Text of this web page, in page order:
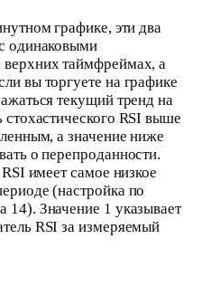
графике, эти два
одинаковыми
таймфреймах, а
вы торгуете на графике
текущий тренд на
стохастического RSI выше
а значение ниже
о перепроданности.
имеет самое низкое
(настройка по
Значение 1 указывает
RSI за измеряемый